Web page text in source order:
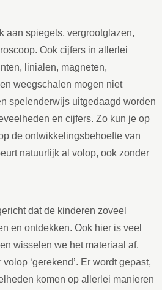
aan spiegels, vergrootglazen,
Ook cijfers in allerlei
linialen, magneten,
weegschalen mogen niet
spelenderwijs uitgedaagd worden
en cijfers. Zo kun je op
de ontwikkelingsbehoefte van
natuurlijk al volop, ook zonder
dat de kinderen zoveel
en ontdekken. Ook hier is veel
wisselen we het materiaal af.
‘gerekend’. Er wordt gepast,
komen op allerlei manieren